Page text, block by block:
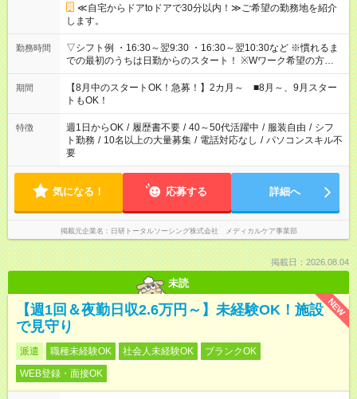
≪自宅からドアtoドアで30分以内！≫ご希望の勤務地を紹介
します。
勤務時間
▽シフト例 ・16:30～翌9:30 ・16:30～翌10:30など ※慣れるま
での最初のうちは日勤からのスタート！ ※Wワーク希望の方へ
今ご覧のお仕事で希望する勤務時間と、もう1つのお仕事の勤務
時間。 合計で週40時間を超える場合は応募できません。
期間
【8月中のスタートOK！急募！】2カ月～ ■8月～、9月スター
トもOK！
特徴 週1日からOK / 履歴書不要 / 40～50代活躍中 / 服装自由 / シフ
ト勤務 / 10名以上の大量募集 / 電話対応なし / パソコンスキル不
要
気になる！ 応募する 詳細へ
掲載元企業名 日研トータルソーシング株式会社 メディカルケア事業部
掲載日：2026.08.04
未読
NEW
【週1回＆夜勤日収2.6万円～】未経験OK！施設
で見守り
派遣 職種未経験OK 社会人未経験OK
ブランクOK
WEB登録・面接OK